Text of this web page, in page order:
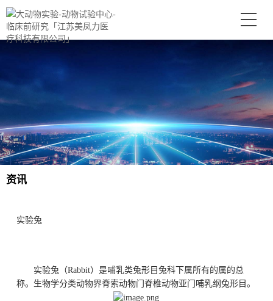
资讯
实验兔
实验兔（Rabbit）是哺乳类兔形目兔科下属所有的属的总
称。生物学分类动物界脊索动物门脊椎动物亚门哺乳纲兔形目。